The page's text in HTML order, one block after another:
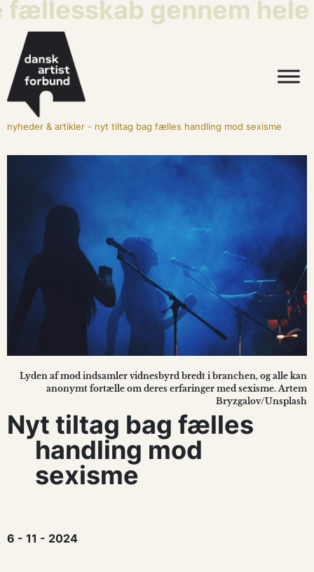
gennem hele
nyheder & artikler- nyt tiltag bag fælles handling mod sexisme
Lyden af mod indsamler vidnesbyrd bredt i branchen, og alle kan
anonymt fortælle om deres erfaringer med sexisme. Artem
Bryzgalov/Unsplash
Nyt tiltag bag fælles
handling mod
sexisme
6 - 11 - 2024